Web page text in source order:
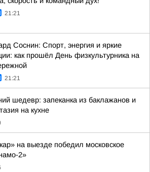
21:21
Соснин: Спорт, энергия и яркие
как прошёл День физкультурника на
21:21
шедевр: запеканка из баклажанов и
на кухне
на выезде победил московское
2»